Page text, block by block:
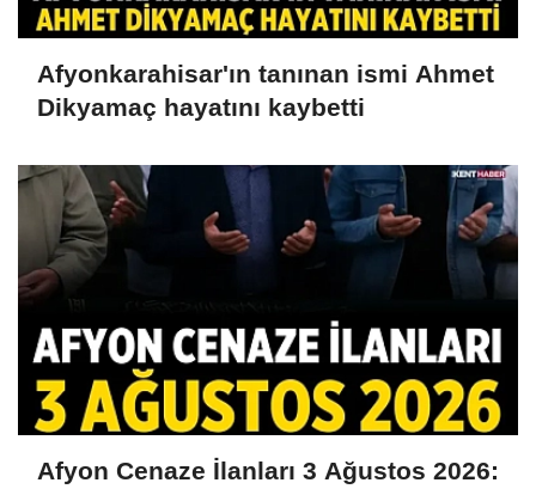
Afyonkarahisar'ın tanınan ismi Ahmet
Dikyamaç hayatını kaybetti
Afyon Cenaze İlanları 3 Ağustos 2026: